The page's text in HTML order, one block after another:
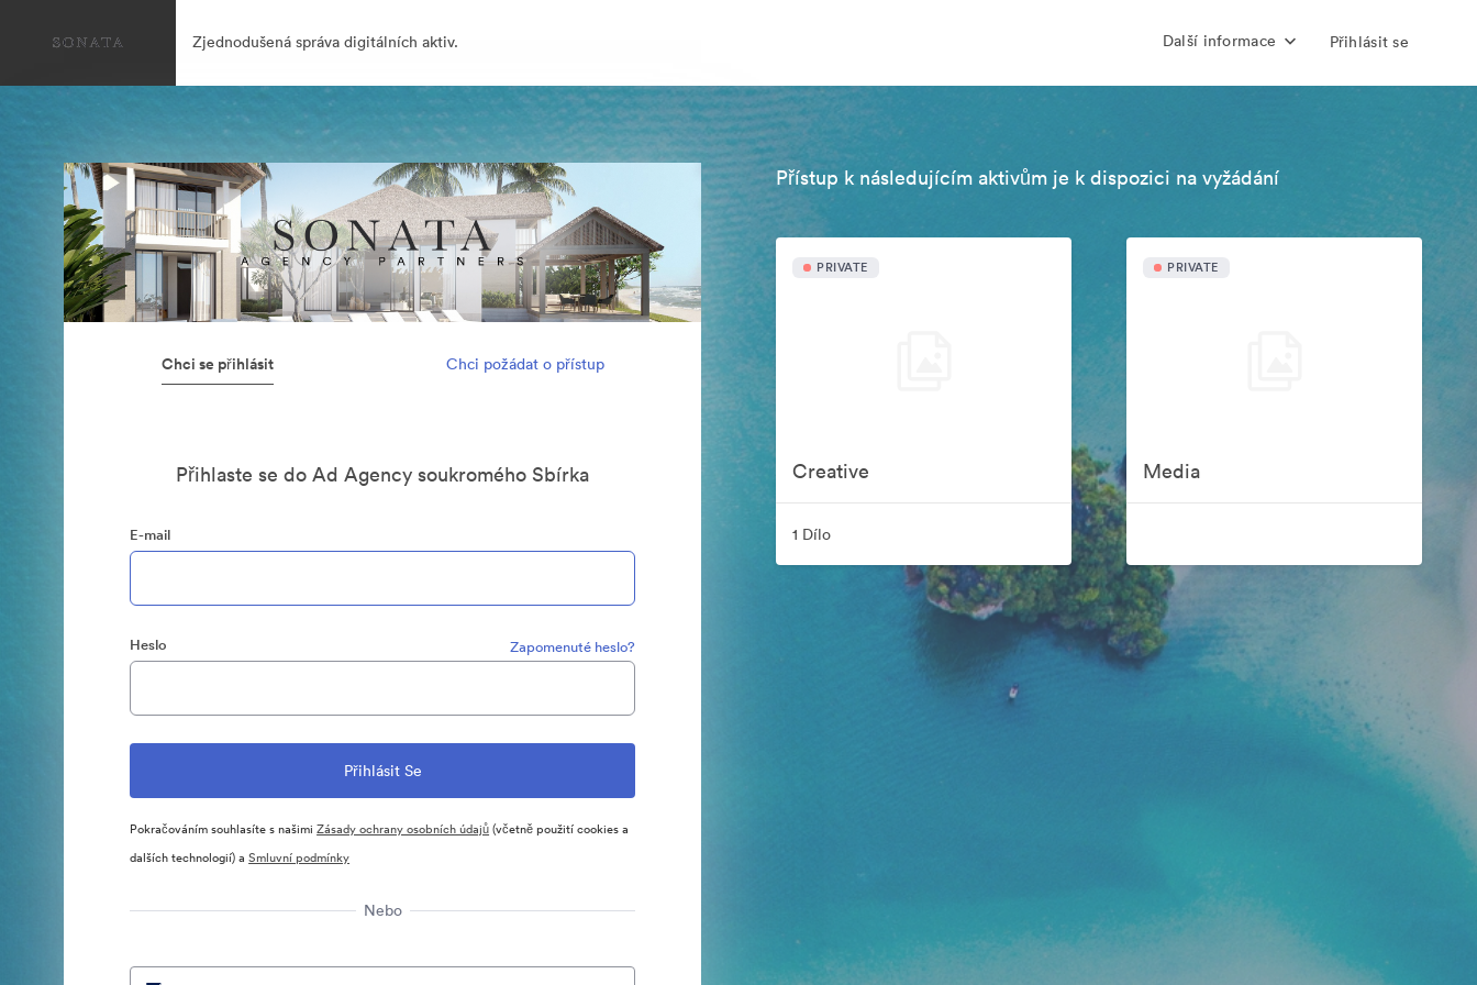
Zjednodušená správa digitálních aktiv. Další informace Přihlásit se
Chci se přihlásit Chci požádat o přístup
Přihlaste se do Ad Agency soukromého Sbírka
E-mail
Heslo Zapomenuté heslo?
Pokračováním souhlasíte s našimiZásady ochrany osobních údajů(včetně použití cookies a
dalších technologií) aSmluvní podmínky
Nebo
Přístup k následujícím aktivům je k dispozici na vyžádání
PRIVATE
Creative
1 Dílo
PRIVATE
Media